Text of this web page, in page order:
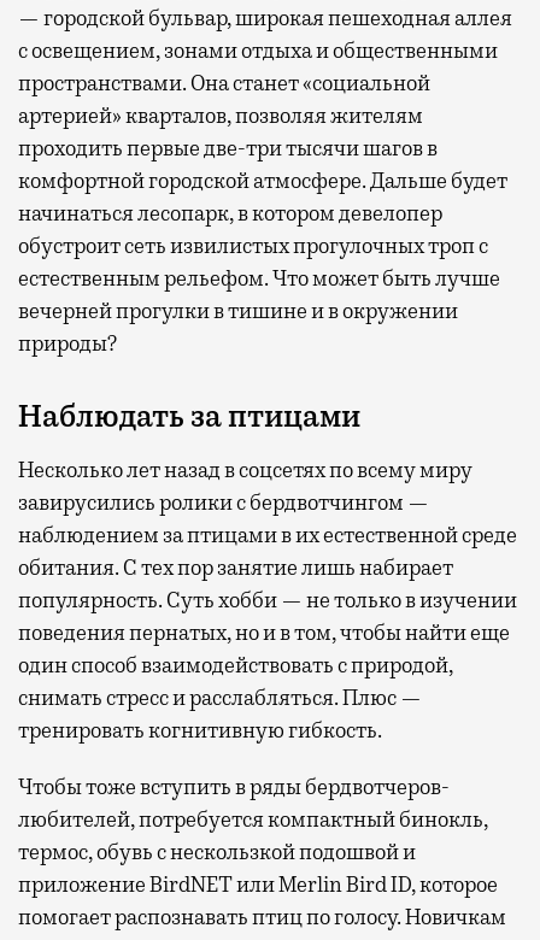
— городской бульвар, широкая пешеходная аллея
с освещением, зонами отдыха и общественными
пространствами. Она станет «социальной
артерией» кварталов, позволяя жителям
проходить первые две-три тысячи шагов в
комфортной городской атмосфере. Дальше будет
начинаться лесопарк, в котором девелопер
обустроит сеть извилистых прогулочных троп с
естественным рельефом. Что может быть лучше
вечерней прогулки в тишине и в окружении
природы?
Наблюдать за птицами
Несколько лет назад в соцсетях по всему миру
завирусились ролики с бердвотчингом —
наблюдением за птицами в их естественной среде
обитания. С тех пор занятие лишь набирает
популярность. Суть хобби — не только в изучении
поведения пернатых, но и в том, чтобы найти еще
один способ взаимодействовать с природой,
снимать стресс и расслабляться. Плюс —
тренировать когнитивную гибкость.
Чтобы тоже вступить в ряды бердвотчеров-
любителей, потребуется компактный бинокль,
термос, обувь с нескользкой подошвой и
приложение BirdNET или Merlin Bird ID, которое
помогает распознавать птиц по голосу. Новичкам